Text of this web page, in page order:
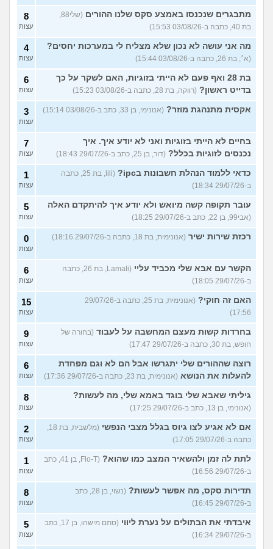
מתבגרים שנכנסו באמצע סקס שלנו ההורים
(שלי88,
בת 40, כתבה ב-03/08/26 15:53)
8
עצות
מה אני עושה לא נכון שלא מצליח לי במערכות יחסים?
(א׳, בת 26, כתבה ב-03/08/26 15:44)
4
עצות
בת 28 ואף פעם לא הייתי בזוגיות, האם לשקר על כך
בדייט ראשון? (רווקה, בת 28, כתבה ב-03/08/26 15:23)
6
עצות
אקסית מתנהגת מוזר? (אנונימי, בן 33, כתב ב-03/08/26 15:14) 3
עצות
בחיים לא הייתי בזוגיות ואני לא יודע איך. איך
נכנסים לזוגיות בכלל? (דור, בן 25, כתב ב-29/07/26 18:43)
7
עצות
כדאי ללמוד הנהלת חשבונות בipc?
(lili, בת 25, כתבה
ב-29/07/26 18:34)
1
עצות
עובר תקופה קשה מיואש ולא יודע איך להיתקדם האלה
(אבי99, בן 22, כתב ב-29/07/26 18:25)
5
עצות
רכזת שירות ישיר (אנונימית, בת 18, כתבה ב-29/07/26 18:16) 0
עצות
הקשר עם אבא שלי מכביד עליי
(Lamali, בת 26, כתבה
ב-29/07/26 18:05)
6
עצות
האם זה חוקי?
(אנונימית, בת 25, כתבה ב-29/07/26
17:56)
15
עצות
בחרדות קשות מעצם המחשבה על לעבוד (בחורה של
חופש, בת 30, כתבה ב-29/07/26 17:47)
9
עצות
רוצה שההורים שלי יתגרשו אבל הם לא וגם מפחדת
להעלות את הנושא (אנונימית, בת 23, כתבה ב-29/07/26 17:36)
6
עצות
גיליתי שאבא שלי בוגד באמא שלי, מה לעשות?
(אנונימי, בן 13, כתב ב-29/07/26 17:25)
8
עצות
אם לא אגיע לצו גיוס בגלל מצבי הנפשי
(מלשבית, בת 18,
כתבה ב-29/07/26 17:05)
2
עצות
לתת לה זמן ולהשאיר המצב כמו שהוא?
(Flo-T, בן 41, כתב
ב-29/07/26 16:56)
1
עצות
תדירות סקס, מה אפשר לעשות?
(נשוי, בן 28, כתב
ב-29/07/26 16:45)
8
עצות
איבדתי את הבתולים על נערת ליווי
(סתם מישהו, בן 17, כתב
ב-29/07/26 16:34)
5
עצות